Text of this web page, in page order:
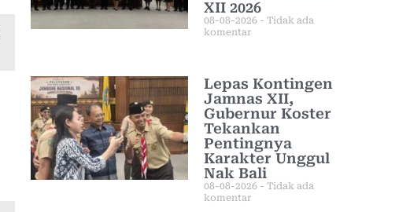
XII 2026
08-08-2026
Tidak ada
komentar
Lepas Kontingen
Jamnas XII,
Gubernur Koster
Tekankan
Pentingnya
Karakter Unggul
Nak Bali
08-08-2026
Tidak ada
komentar